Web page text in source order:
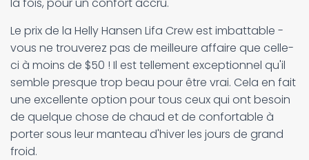
Le prix de la Helly Hansen Lifa Crew est imbattable -
vous ne trouverez pas de meilleure affaire que celle-
ci à moins de $50 ! Il est tellement exceptionnel qu'il
semble presque trop beau pour être vrai. Cela en fait
une excellente option pour tous ceux qui ont besoin
de quelque chose de chaud et de confortable à
porter sous leur manteau d'hiver les jours de grand
froid.